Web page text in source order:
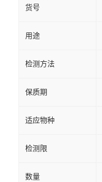
货号
用途
检测方法
保质期
适应物种
检测限
数量